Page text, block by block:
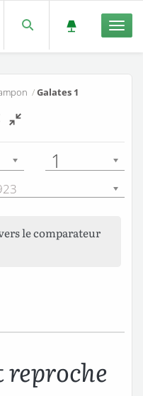
/Galates 1
1
le comparateur